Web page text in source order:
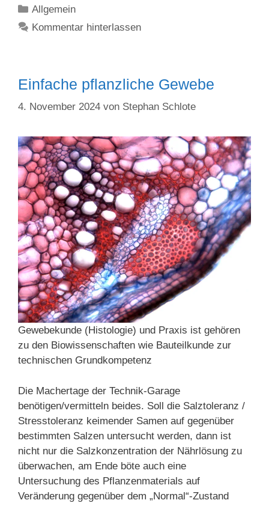
Kategorien
Allgemein
Kommentar hinterlassen
Einfache pflanzliche Gewebe
4. November 2024 von Stephan Schlote
Gewebekunde (Histologie) und Praxis ist gehören
zu den Biowissenschaften wie Bauteilkunde zur
technischen Grundkompetenz
Die Machertage der Technik-Garage
benötigen/vermitteln beides. Soll die Salztoleranz /
Stresstoleranz keimender Samen auf gegenüber
bestimmten Salzen untersucht werden, dann ist
nicht nur die Salzkonzentration der Nährlösung zu
überwachen, am Ende böte auch eine
Untersuchung des Pflanzenmaterials auf
Veränderung gegenüber dem „Normal“-Zustand